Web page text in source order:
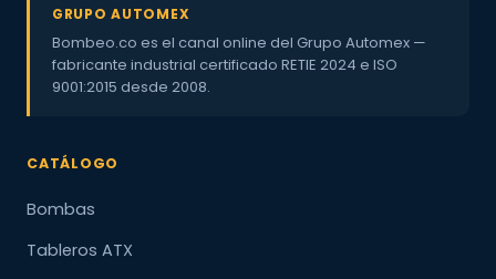
GRUPO AUTOMEX
Bombeo.co es el canal online del Grupo Automex —
fabricante industrial certificado RETIE 2024 e ISO
9001:2015 desde 2008.
CATÁLOGO
Bombas
Tableros ATX